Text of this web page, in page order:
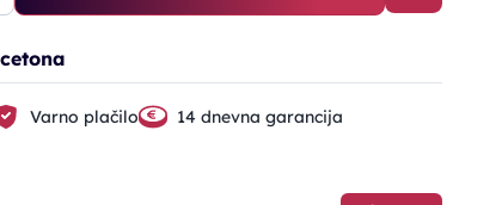
Varno plačilo 14 dnevna garancija